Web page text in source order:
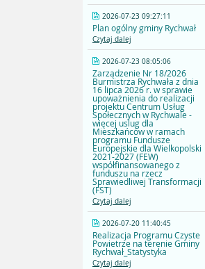
2026-07-23 09:27:11
Plan ogólny gminy Rychwał
Czytaj dalej
2026-07-23 08:05:06
Zarządzenie Nr 18/2026
Burmistrza Rychwała z dnia
16 lipca 2026 r. w sprawie
upoważnienia do realizacji
projektu Centrum Usług
Społecznych w Rychwale -
więcej uslug dla
Mieszkańców w ramach
programu Fundusze
Europejskie dla Wielkopolski
2021-2027 (FEW)
współfinansowanego z
funduszu na rzecz
Sprawiedliwej Transformacji
(FST)
Czytaj dalej
2026-07-20 11:40:45
Realizacja Programu Czyste
Powietrze na terenie Gminy
Rychwał_Statystyka
Czytaj dalej